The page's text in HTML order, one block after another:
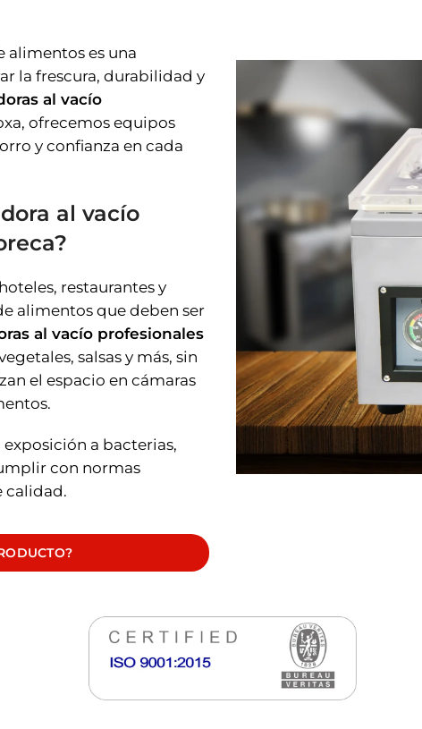
alimentos es una
la frescura, durabilidad y
al vacío
ofrecemos equipos
y confianza en cada
al vacío
restaurantes y
alimentos que deben ser
al vacío profesionales
salsas y más, sin
el espacio en cámaras
a bacterias,
con normas
calidad.